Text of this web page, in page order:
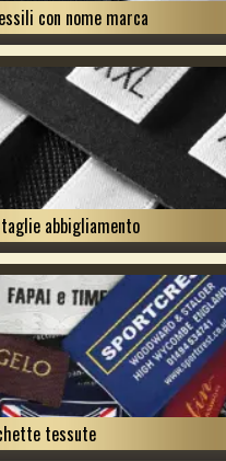
con nome marca
abbigliamento
tessute